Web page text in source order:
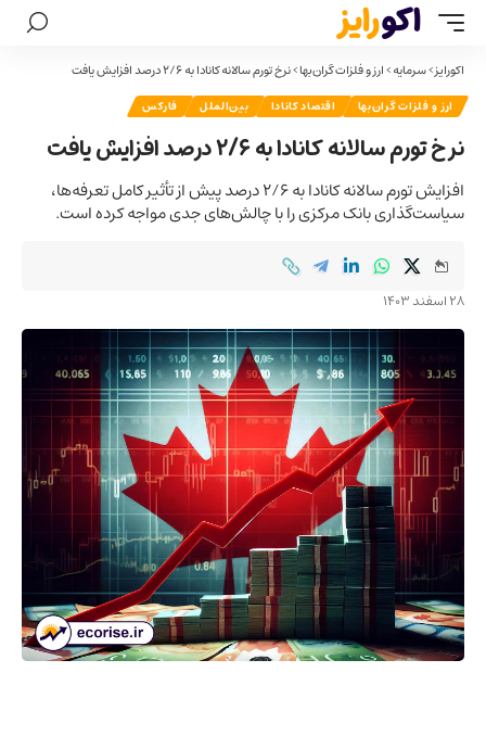
اکورایز>سرمایه>ارز و فلزات گران‌بها>نرخ تورم سالانه کانادا به ۲/۶ درصد افزایش یافت
ارز و فلزات گران‌بها اقتصاد کانادا بین‌الملل فارکس
نرخ تورم سالانه کانادا به ۲/۶ درصد افزایش یافت
افزایش تورم سالانه کانادا به ۲/۶ درصد پیش از تأثیر کامل تعرفه‌ها،
سیاست‌گذاری بانک مرکزی را با چالش‌های جدی مواجه کرده است.
28 اسفند 1403